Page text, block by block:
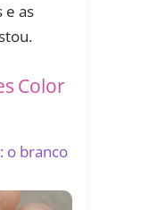
e as
Color
o branco